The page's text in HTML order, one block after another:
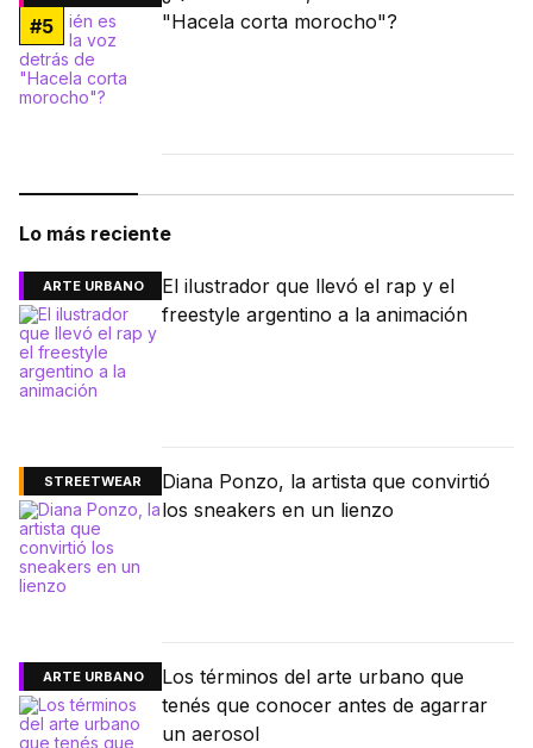
#5
"Hacela corta morocho"?
Lo más reciente
ARTE URBANO
El ilustrador que llevó el rap y el
freestyle argentino a la animación
STREETWEAR
Diana Ponzo, la artista que convirtió
los sneakers en un lienzo
ARTE URBANO
Los términos del arte urbano que
tenés que conocer antes de agarrar
un aerosol